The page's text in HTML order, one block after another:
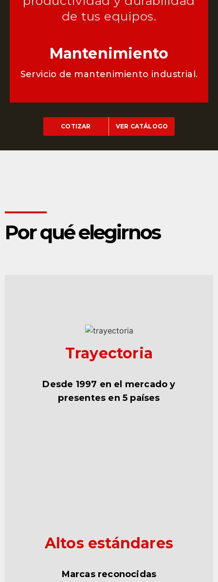
Mantenimiento
Servicio de mantenimiento industrial.
de tus equipos.
COTIZAR VER CATÁLOGO
Por qué elegirnos
Trayectoria
Desde 1997 en el mercado y
presentes en 5 países
Altos estándares
Marcas reconocidas